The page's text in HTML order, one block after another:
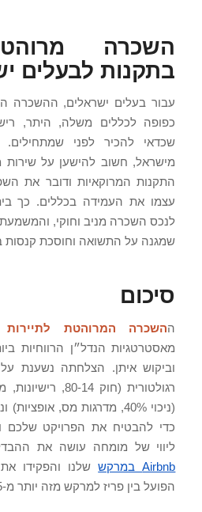
השכרה
בתקנות לבעלים
עבור בעלים ישראלים, ההשכרה
כפופה לכללים משלה, היתר,
שכדאי להכיר לפני
מישראל, חשוב להישען על שירות
התקנות המרוקאיות ודובר את
עצמו את העמידה בכללים. כך
לנכס השכרה מניב וחוקי,
שמגנה על התשואה וחוסכת קנסות
סיכום
ההשכרה המרוהטת לתיירות
מאסטרטגיות הנדל״ן הרווחיות
וביקוש איתן. הצלחתה נשענת
רגולטורית (חוק
(ניכוי 40%, מדרגות מס,
כדי להבטיח את הפרויקט שלכם
ליווי של מומחה עושה את
Airbnb במרקש
שלנו והפקידו
הפועל בין פריז למרקש מזה יותר מ-25 שנה.